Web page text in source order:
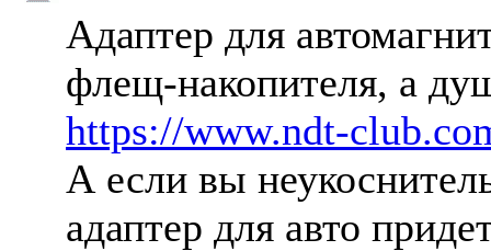
Адаптер для
флещ-накопителя, а
https://www.ndt-
А если вы
адаптер для авто